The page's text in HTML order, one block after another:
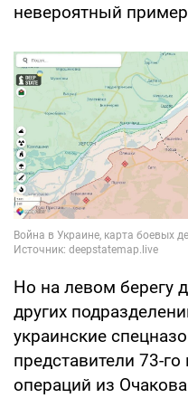
невероятный
Но на левом берегу
других
украинские
представители 73-
операций из